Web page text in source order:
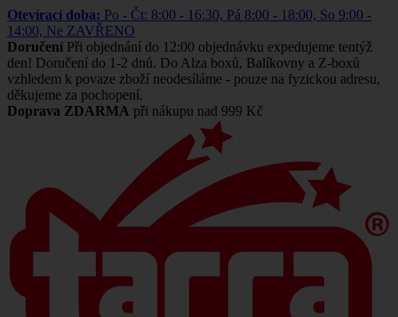
Otevírací doba: Po - Čt: 8:00 - 16:30, Pá 8:00 - 18:00, So 9:00 -
14:00, Ne ZAVŘENO
Doručení Při objednání do 12:00 objednávku expedujeme tentýž
den! Doručení do 1-2 dnů. Do Alza boxů, Balíkovny a Z-boxů
vzhledem k povaze zboží neodesíláme - pouze na fyzickou adresu,
děkujeme za pochopení.
Doprava ZDARMA při nákupu nad 999 Kč